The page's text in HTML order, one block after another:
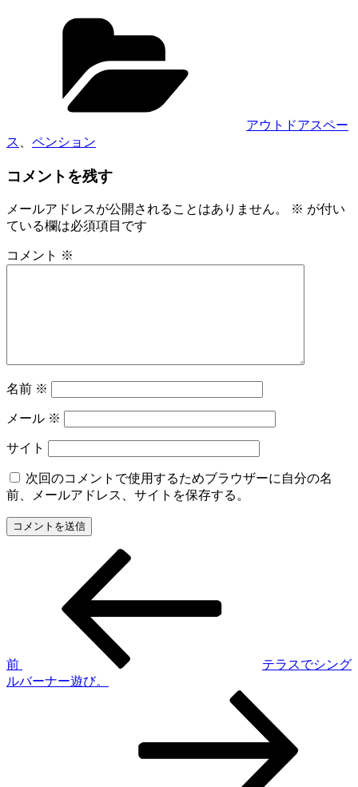
アウトドアスペー
ス
ペンション
コメントを残す
メールアドレスが公開されることはありません。 ※ が付い
ている欄は必須項目です
コメント ※
名前 ※
メール ※
サイト
次回のコメントで使用するためブラウザーに自分の名
前、メールアドレス、サイトを保存する。
ゲ
ー
前
テラスでシング
ルバーナー遊び。